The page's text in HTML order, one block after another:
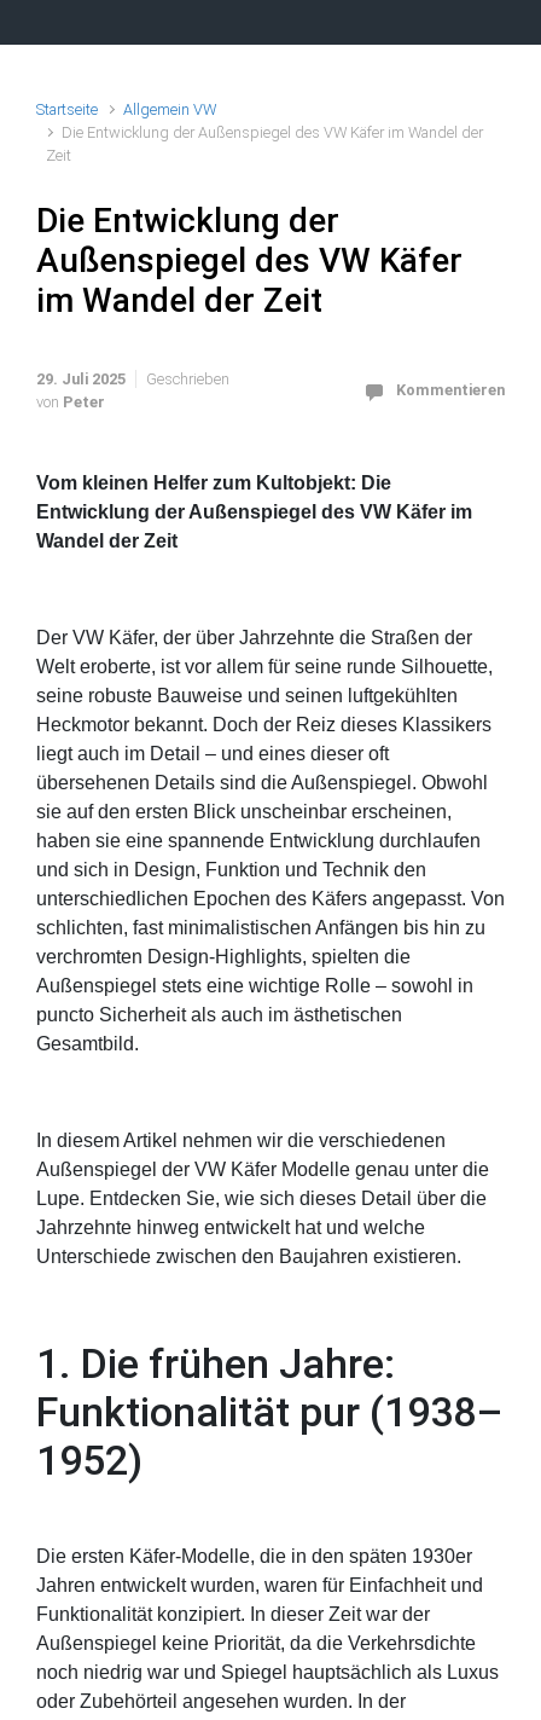
Startseite
Allgemein VW
Die Entwicklung der Außenspiegel des VW Käfer im Wandel der
Zeit
Die Entwicklung der
Außenspiegel des VW Käfer
im Wandel der Zeit
29. Juli 2025
Geschrieben
von Peter
Kommentieren
Vom kleinen Helfer zum Kultobjekt: Die
Entwicklung der Außenspiegel des VW Käfer im
Wandel der Zeit
Der VW Käfer, der über Jahrzehnte die Straßen der
Welt eroberte, ist vor allem für seine runde Silhouette,
seine robuste Bauweise und seinen luftgekühlten
Heckmotor bekannt. Doch der Reiz dieses Klassikers
liegt auch im Detail – und eines dieser oft
übersehenen Details sind die Außenspiegel. Obwohl
sie auf den ersten Blick unscheinbar erscheinen,
haben sie eine spannende Entwicklung durchlaufen
und sich in Design, Funktion und Technik den
unterschiedlichen Epochen des Käfers angepasst. Von
schlichten, fast minimalistischen Anfängen bis hin zu
verchromten Design-Highlights, spielten die
Außenspiegel stets eine wichtige Rolle – sowohl in
puncto Sicherheit als auch im ästhetischen
Gesamtbild.
In diesem Artikel nehmen wir die verschiedenen
Außenspiegel der VW Käfer Modelle genau unter die
Lupe. Entdecken Sie, wie sich dieses Detail über die
Jahrzehnte hinweg entwickelt hat und welche
Unterschiede zwischen den Baujahren existieren.
1. Die frühen Jahre:
Funktionalität pur (1938–
1952)
Die ersten Käfer-Modelle, die in den späten 1930er
Jahren entwickelt wurden, waren für Einfachheit und
Funktionalität konzipiert. In dieser Zeit war der
Außenspiegel keine Priorität, da die Verkehrsdichte
noch niedrig war und Spiegel hauptsächlich als Luxus
oder Zubehörteil angesehen wurden. In der